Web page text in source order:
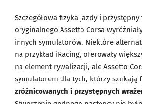
Szczegółowa fizyka jazdy i
oryginalnego Assetto Corsa
innych symulatorów. Niektóre
na przykład iRacing, oferowały
na element rywalizacji, ale Assetto
symulatorem dla tych, którzy szukają
zróżnicowanych i przystępnych